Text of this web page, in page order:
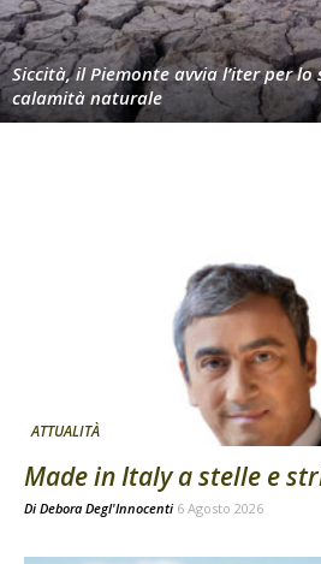
Siccità, il Piemonte avvia l’iter per
calamità naturale
ATTUALITÀ
Made in Italy a stelle e
Di Debora Degl'Innocenti 6 Agosto 2026